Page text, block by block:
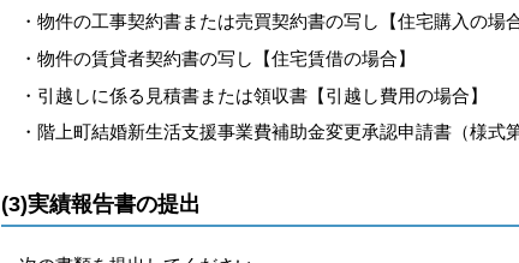
・物件の工事契約書または売買契約書の写し【住宅購入の場合
・物件の賃貸者契約書の写し【住宅賃借の場合】
・引越しに係る見積書または領収書【引越し費用の場合】
・階上町結婚新生活支援事業費補助金変更承認申請書（様式
(3)実績報告書の提出